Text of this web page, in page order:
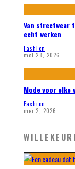
Van streetwear
echt werken
Fashion
mei 28, 2026
Mode voor
Fashion
mei 2, 2026